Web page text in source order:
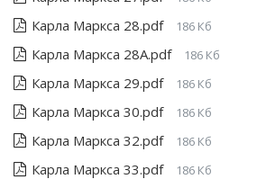
Карла Маркса 28.pdf 186 Кб
Карла Маркса 28А.pdf 186 Кб
Карла Маркса 29.pdf 186 Кб
Карла Маркса 30.pdf 186 Кб
Карла Маркса 32.pdf 186 Кб
Карла Маркса 33.pdf 186 Кб